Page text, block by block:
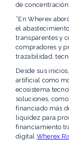
de concentración.
“En Wherex
el
transparentes y
compradores y
trazabilidad,
Desde sus
artificial como
ecosistema
soluciones,
financiado más
liquidez para
financiamiento
digital Wherex